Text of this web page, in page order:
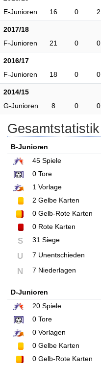
E-Junioren
16 0 2
2017/18
F-Junioren
21 0 0
2016/17
F-Junioren
18 0 0
2014/15
G-Junioren
8 0 0
Gesamtstatistik
B-Junioren
45 Spiele
0 Tore
1 Vorlage
2 Gelbe Karten
0 Gelb-Rote Karten
0 Rote Karten
S 31 Siege
U 7 Unentschieden
N 7 Niederlagen
D-Junioren
20 Spiele
0 Tore
0 Vorlagen
0 Gelbe Karten
0 Gelb-Rote Karten